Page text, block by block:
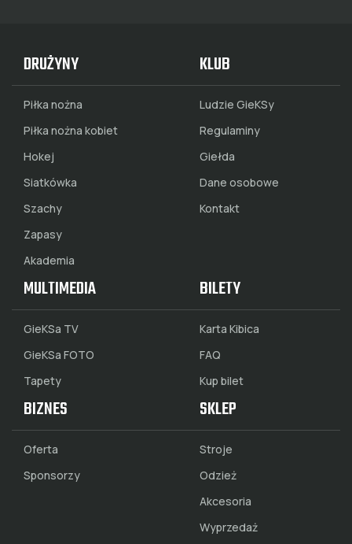
DRUŻYNY
Piłka nożna
Piłka nożna kobiet
Hokej
Siatkówka
Szachy
Zapasy
Akademia
KLUB
Ludzie GieKSy
Regulaminy
Giełda
Dane osobowe
Kontakt
MULTIMEDIA
GieKSa TV
GieKSa FOTO
Tapety
BILETY
Karta Kibica
FAQ
Kup bilet
BIZNES
Oferta
Sponsorzy
SKLEP
Stroje
Odzież
Akcesoria
Wyprzedaż